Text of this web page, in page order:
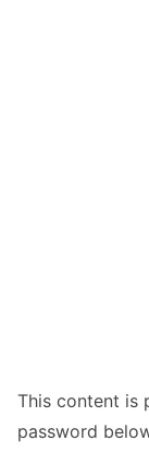
This content is
password